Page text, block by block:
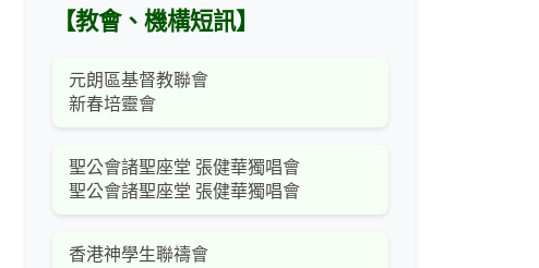
【教會、機構短訊】
元朗區基督教聯會
新春培靈會
聖公會諸聖座堂 張健華獨唱會
聖公會諸聖座堂 張健華獨唱會
香港神學生聯禱會